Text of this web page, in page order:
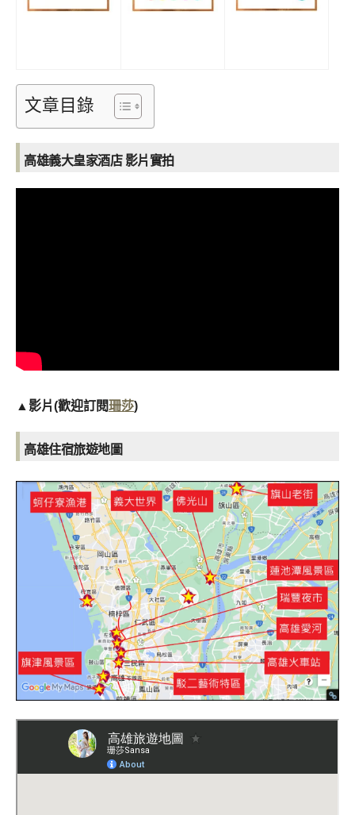
文章目錄
高雄義大皇家酒店 影片實拍
▲影片(歡迎訂閱珊莎)
高雄住宿旅遊地圖